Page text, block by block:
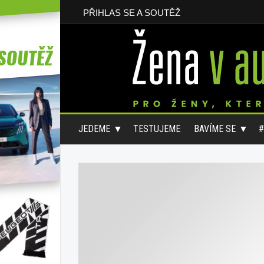
PŘIHLAS SE A SOUTĚŽ
JEDEME TESTUJEME BAVÍME SE